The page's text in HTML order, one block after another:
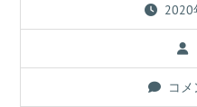
2020
コ